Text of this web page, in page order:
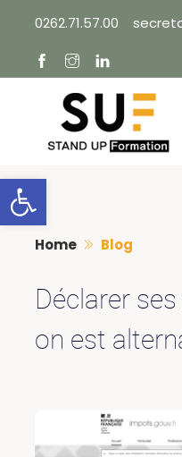
Ouvrir la barre d’outils
content
0262.71.57.00
Home Blog
Déclarer
on est